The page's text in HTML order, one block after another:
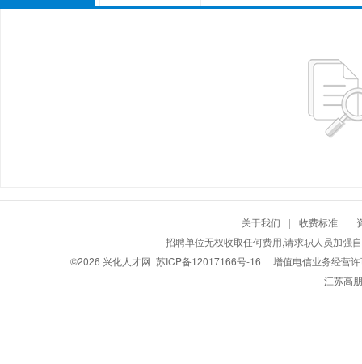
关于我们 | 收费标准 |
招聘单位无权收取任何费用,请求职人员加强
©2026 兴化人才网 苏ICP备12017166号-16 | 增值电信业务经营
江苏高